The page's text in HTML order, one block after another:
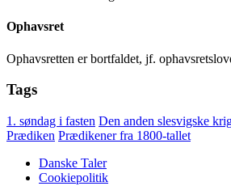
Ophavsret
Ophavsretten er bortfaldet, jf.
Tags
1. søndag i fasten Den anden slesvigske
Prædiken Prædikener fra 1800-tallet
Danske Taler
Cookiepolitik